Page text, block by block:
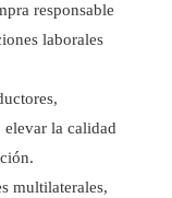
responsable
laborales
la calidad
multilaterales,